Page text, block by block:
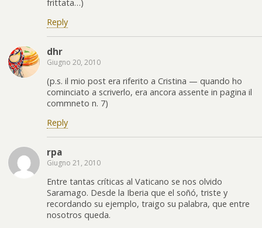
frittata…)
Reply
dhr
Giugno 20, 2010
(p.s. il mio post era riferito a Cristina — quando ho
cominciato a scriverlo, era ancora assente in pagina il
commneto n. 7)
Reply
rpa
Giugno 21, 2010
Entre tantas críticas al Vaticano se nos olvido
Saramago. Desde la Iberia que el soñó, triste y
recordando su ejemplo, traigo su palabra, que entre
nosotros queda.